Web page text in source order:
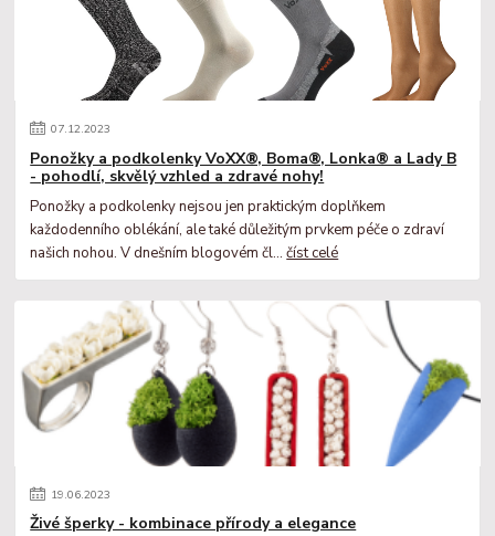
07.12.2023
Ponožky a podkolenky VoXX®, Boma®, Lonka® a Lady B
- pohodlí, skvělý vzhled a zdravé nohy!
Ponožky a podkolenky nejsou jen praktickým doplňkem
každodenního oblékání, ale také důležitým prvkem péče o zdraví
našich nohou. V dnešním blogovém čl...číst celé
19.06.2023
Živé šperky - kombinace přírody a elegance